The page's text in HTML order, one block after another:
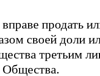
продать
своей доли
третьим
Общества.